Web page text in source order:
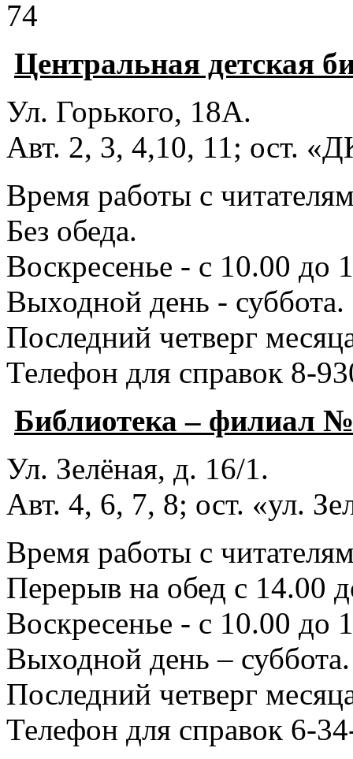
74
Центральная детская
Ул. Горького, 18А.
Авт. 2, 3, 4,10, 11; ост.
Время работы с
Без обеда.
Воскресенье - с 10.00 до
Выходной день - суббота.
Последний четверг
Телефон для справок 8-
Библиотека – филиал
Ул. Зелёная, д. 16/1.
Авт. 4, 6, 7, 8; ост. «ул.
Время работы с
Перерыв на обед с 14.00
Воскресенье - с 10.00 до
Выходной день – суббота.
Последний четверг
Телефон для справок 6-